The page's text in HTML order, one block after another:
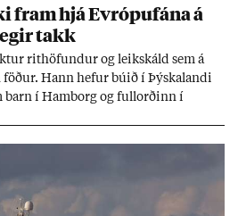
fram hjá Evr­ópuf­ána á
takk
rit­höf­und­ur og leik­skáld sem á
föð­ur. Hann hef­ur bú­ið í Þýskalandi
barn í Ham­borg og full­orð­inn í